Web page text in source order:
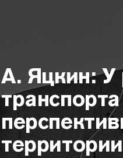
А. Яцкин: У
территории